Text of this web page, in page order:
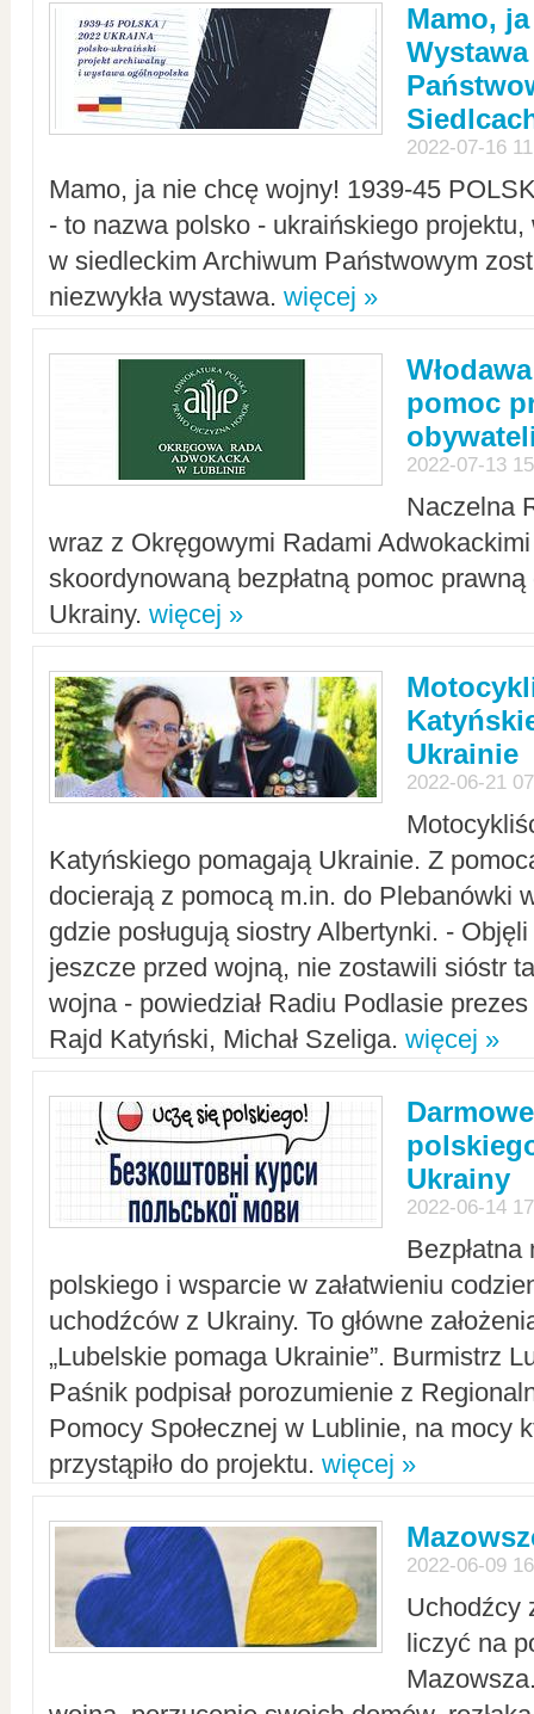
Mamo,
2022-07-16
Mamo, ja nie chcę wojny! 1939-45
- to nazwa polsko - ukraińskiego
w siedleckim Archiwum Państwowym
niezwykła wystawa. więcej »
pomoc
2022-07-13
Naczelna
wraz z Okręgowymi Radami Adwokackimi
skoordynowaną bezpłatną pomoc
Ukrainy. więcej »
Ukrainie
2022-06-21
Katyńskiego pomagają Ukrainie. Z
docierają z pomocą m.in. do Plebanówki
gdzie posługują siostry Albertynki. -
jeszcze przed wojną, nie zostawili sióstr
wojna - powiedział Radiu Podlasie
Rajd Katyński, Michał Szeliga. więcej »
Ukrainy
2022-06-14
polskiego i wsparcie w załatwieniu
uchodźców z Ukrainy. To główne
„Lubelskie pomaga Ukrainie”. Burmistrz
Paśnik podpisał porozumienie z
Pomocy Społecznej w Lublinie, na mocy
przystąpiło do projektu. więcej »
2022-06-09
Uchodźcy
liczyć na